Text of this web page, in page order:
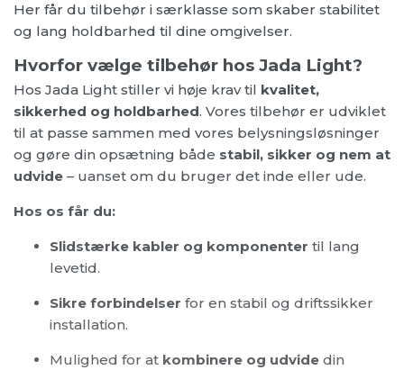
Her får du tilbehør i særklasse som skaber stabilitet
og lang holdbarhed til dine omgivelser.
Hvorfor vælge tilbehør hos Jada Light?
Hos Jada Light stiller vi høje krav til kvalitet,
sikkerhed og holdbarhed. Vores tilbehør er udviklet
til at passe sammen med vores belysningsløsninger
og gøre din opsætning både stabil, sikker og nem at
udvide – uanset om du bruger det inde eller ude.
Hos os får du:
Slidstærke kabler og komponenter til lang
levetid.
Sikre forbindelser for en stabil og driftssikker
installation.
Mulighed for at kombinere og udvide din